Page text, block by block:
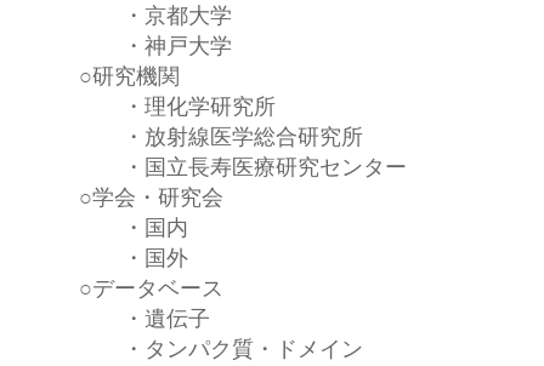
・ 京都大学
・ 神戸大学
○研究機関
・ 理化学研究所
・ 放射線医学総合研究所
・ 国立長寿医療研究センター
○学会・研究会
・ 国内
・ 国外
○データベース
・ 遺伝子
・ タンパク質・ドメイン